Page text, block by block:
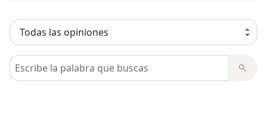
Busca en opiniones